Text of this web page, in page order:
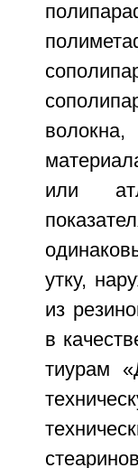
или
утку,
из
в
тиурам